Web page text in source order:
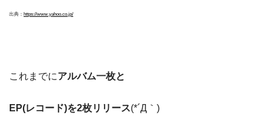
出典： https://www.yahoo.co.jp/
これまでにアルバム一枚と
EP(レコード)を2枚リリース(*´Д｀)